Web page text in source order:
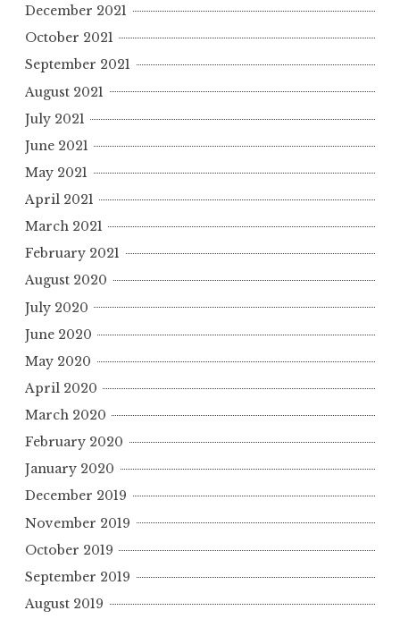
December 2021
October 2021
September 2021
August 2021
July 2021
June 2021
May 2021
April 2021
March 2021
February 2021
August 2020
July 2020
June 2020
May 2020
April 2020
March 2020
February 2020
January 2020
December 2019
November 2019
October 2019
September 2019
August 2019